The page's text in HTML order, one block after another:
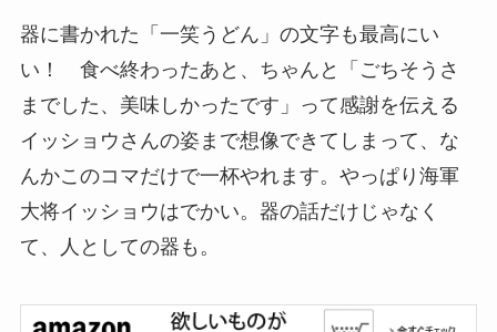
器に書かれた「一笑うどん」の文字も最高にい
い！ 食べ終わったあと、ちゃんと「ごちそうさ
までした、美味しかったです」って感謝を伝える
イッショウさんの姿まで想像できてしまって、な
んかこのコマだけで一杯やれます。やっぱり海軍
大将イッショウはでかい。器の話だけじゃなく
て、人としての器も。